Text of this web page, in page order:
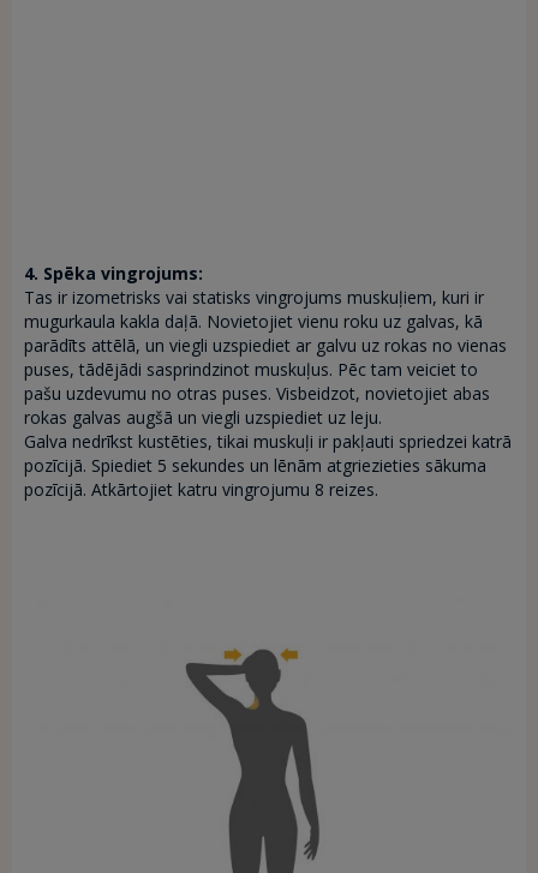
4. Spēka vingrojums:
Tas ir izometrisks vai statisks vingrojums muskuļiem, kuri ir
mugurkaula kakla daļā. Novietojiet vienu roku uz galvas, kā
parādīts attēlā, un viegli uzspiediet ar galvu uz rokas no vienas
puses, tādējādi sasprindzinot muskuļus. Pēc tam veiciet to
pašu uzdevumu no otras puses. Visbeidzot, novietojiet abas
rokas galvas augšā un viegli uzspiediet uz leju.
Galva nedrīkst kustēties, tikai muskuļi ir pakļauti spriedzei katrā
pozīcijā. Spiediet 5 sekundes un lēnām atgriezieties sākuma
pozīcijā. Atkārtojiet katru vingrojumu 8 reizes.